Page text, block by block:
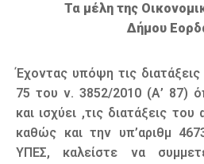
Τα μέλη της
Δήμου
Έχοντας υπόψη τις
75 του ν. 3852/2010 (Α’ 87)
και ισχύει ,τις διατάξεις
καθώς και την υπ’αριθμ
ΥΠΕΣ, καλείστε να